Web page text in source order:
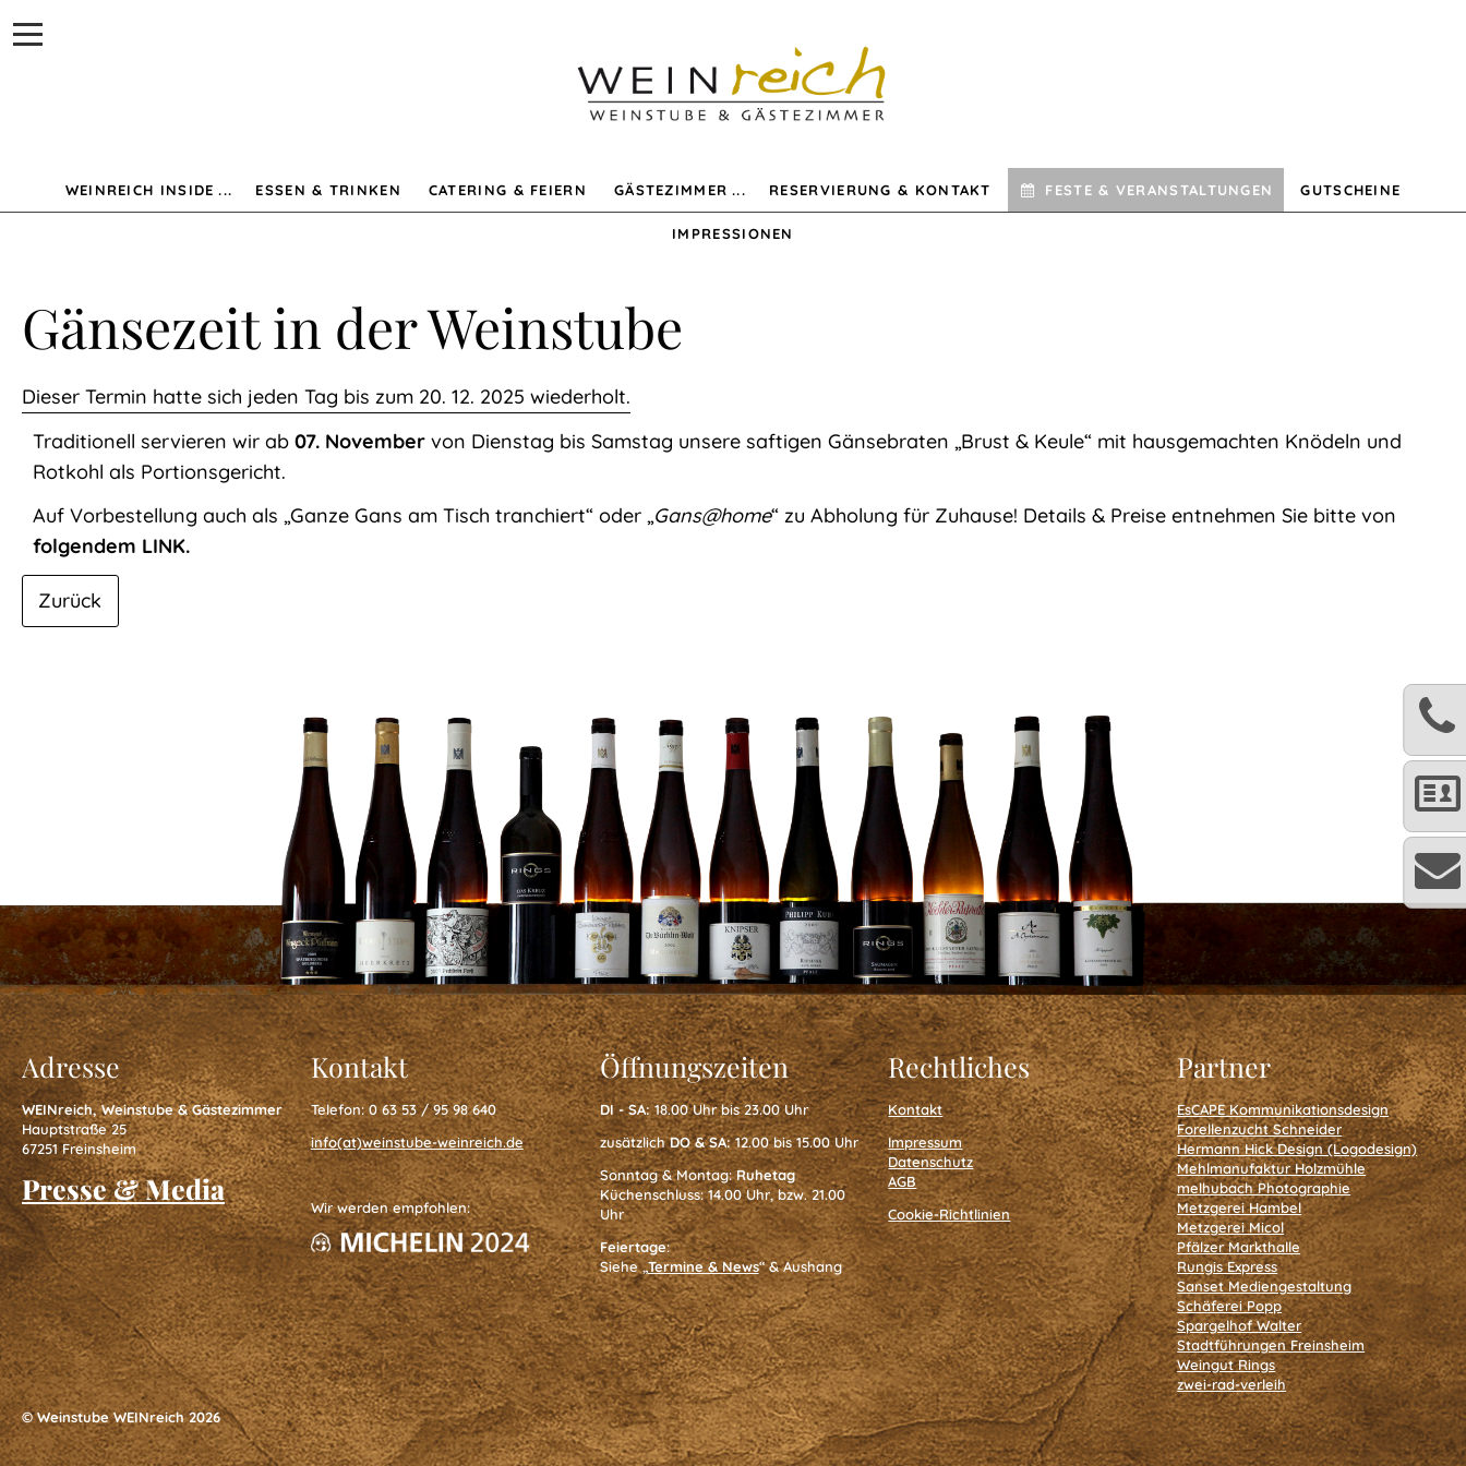
Inside
Das
WEINreich-
Team
Die
Trinken
Catering
&
Feiern
Gästezimmer
Gästezimmer
Arrangement
WEINREICH INSIDE ESSEN & TRINKEN CATERING & FEIERN GÄSTEZIMMER RESERVIERUNG & KONTAKT FESTE & VERANSTALTUNGEN GUTSCHEINE
IMPRESSIONEN
Gänsezeit in der Weinstube
Dieser Termin hatte sich jeden Tag bis zum 20. 12. 2025 wiederholt.
Traditionell servieren wir ab 07. November von Dienstag bis Samstag unsere saftigen Gänsebraten „Brust & Keule“ mit hausgemachten Knödeln und
Rotkohl als Portionsgericht.
Auf Vorbestellung auch als „Ganze Gans am Tisch tranchiert“ oder „Gans@home“ zu Abholung für Zuhause! Details & Preise entnehmen Sie bitte von
folgendem LINK.
Zurück
Adresse
WEINreich, Weinstube & Gästezimmer
Hauptstraße 25
67251 Freinsheim
Presse & Media
Kontakt
Telefon: 0 63 53 / 95 98 640
info(at)weinstube-weinreich.de
Wir werden empfohlen:
Öffnungszeiten
DI - SA:18.00 Uhr bis 23.00 Uhr
zusätzlichDO & SA:12.00 bis 15.00 Uhr
Sonntag & Montag:Ruhetag
Küchenschluss: 14.00 Uhr, bzw. 21.00
Uhr
Feiertage:
Siehe „Termine & News“ & Aushang
Rechtliches
Kontakt
Impressum
Datenschutz
AGB
Cookie-Richtlinien
Partner
EsCAPE Kommunikationsdesign
Forellenzucht Schneider
Hermann Hick Design (Logodesign)
Mehlmanufaktur Holzmühle
melhubach Photographie
Metzgerei Hambel
Metzgerei Micol
Pfälzer Markthalle
Rungis Express
Sanset Mediengestaltung
Schäferei Popp
Spargelhof Walter
Stadtführungen Freinsheim
Weingut Rings
zwei-rad-verleih
© Weinstube WEINreich 2026